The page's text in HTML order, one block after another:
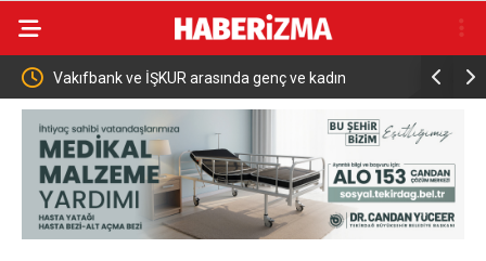
Vakıfbank ve İŞKUR arasında genç ve kadın
istihdamı için iş birliği
Bakan
fırtınası